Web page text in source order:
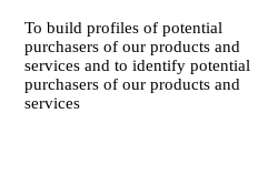
To build profiles of potential
purchasers of our products and
services and to identify potential
purchasers of our products and
services